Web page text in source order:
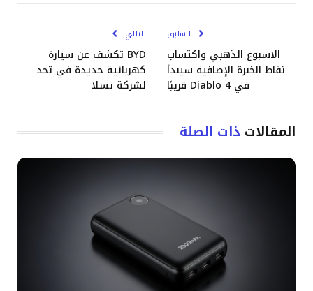
السابق
الاسبوع الذهبي واكتساب
نقاط الخبرة الإضافية سيبدأ
في Diablo 4 قريبًا
التالي
BYD تكشف عن سيارة
كهربائية جديدة في تحد
لشركة تسلا
المقالات ذات الصلة